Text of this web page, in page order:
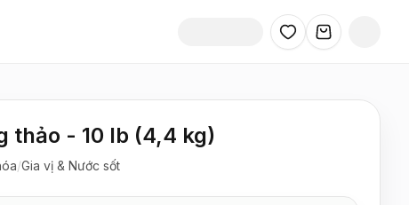
thảo - 10 lb (4,4 kg)
/Gia vị & Nước sốt